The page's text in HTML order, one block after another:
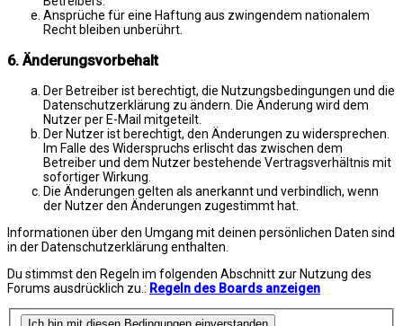
Ansprüche für eine Haftung aus zwingendem nationalem
Recht bleiben unberührt.
6. Änderungsvorbehalt
Der Betreiber ist berechtigt, die Nutzungsbedingungen und die
Datenschutzerklärung zu ändern. Die Änderung wird dem
Nutzer per E-Mail mitgeteilt.
Der Nutzer ist berechtigt, den Änderungen zu widersprechen.
Im Falle des Widerspruchs erlischt das zwischen dem
Betreiber und dem Nutzer bestehende Vertragsverhältnis mit
sofortiger Wirkung.
Die Änderungen gelten als anerkannt und verbindlich, wenn
der Nutzer den Änderungen zugestimmt hat.
Informationen über den Umgang mit deinen persönlichen Daten sind
in der Datenschutzerklärung enthalten.
Du stimmst den Regeln im folgenden Abschnitt zur Nutzung des
Forums ausdrücklich zu.: Regeln des Boards anzeigen